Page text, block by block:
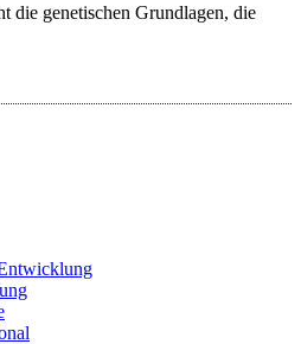
die genetischen Grundlagen, die